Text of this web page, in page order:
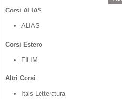
Corsi ALIAS
ALIAS
Corsi Estero
FILIM
Altri Corsi
Itals Letteratura